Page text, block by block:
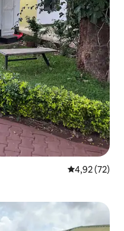
Évaluation
4,92 (72)